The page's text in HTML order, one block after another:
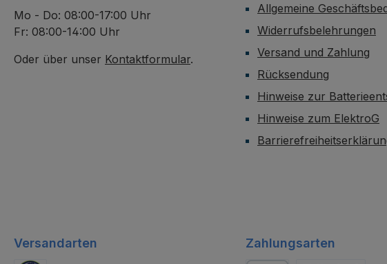
Mo - Do: 08:00-17:00 Uhr
Fr: 08:00-14:00 Uhr
Oder über unser Kontaktformular.
Allgemeine
Widerrufsbelehrungen
Versand und Zahlung
Rücksendung
Hinweise zur
Hinweise zum ElektroG
Versandarten Zahlungsarten